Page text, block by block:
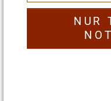
NUR
€238,—
3094 ,—